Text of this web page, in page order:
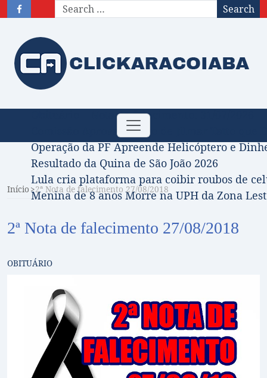
Search
Toggle
navigation
Obituário – Nota de falecimento: 31/07/2026
Comissão Aprova Projeto de Jilmar Tatto
Operação da PF Apreende Helicóptero e
Resultado da Quina de São João 2026
Lula cria plataforma para coibir roubos de
Menina de 8 anos Morre na UPH da Zona
Início 2ª Nota de falecimento 27/08/2018
2ª Nota de falecimento 27/08/2018
OBITUÁRIO